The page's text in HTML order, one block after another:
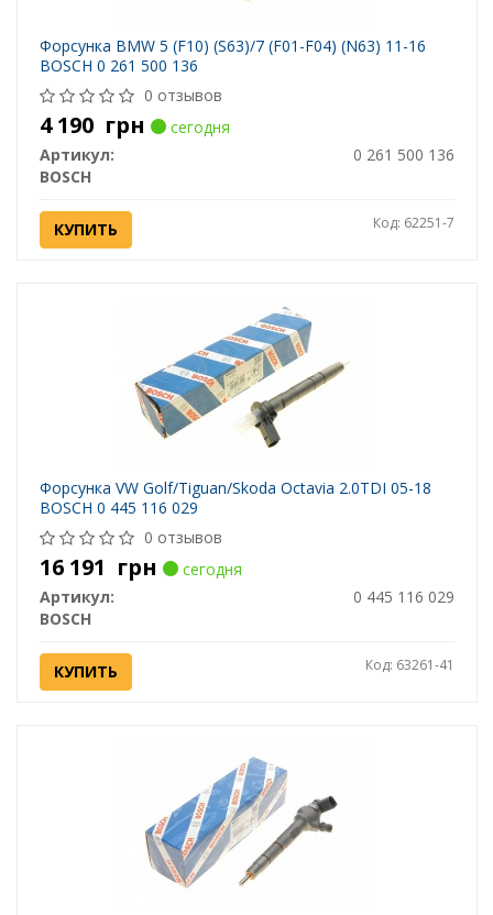
Форсунка BMW 5 (F10) (S63)/7 (F01-F04) (N63) 11-16
BOSCH 0 261 500 136
0 отзывов
4 190 грн
сегодня
Артикул:
0 261 500 136
BOSCH
КУПИТЬ Код: 62251-7
Форсунка VW Golf/Tiguan/Skoda Octavia 2.0TDI 05-18
BOSCH 0 445 116 029
0 отзывов
16 191 грн
сегодня
Артикул:
0 445 116 029
BOSCH
КУПИТЬ Код: 63261-41